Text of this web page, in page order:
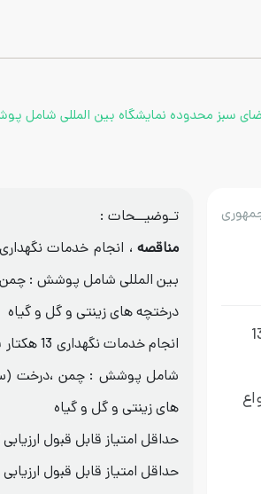
یک مرحله ای انجام خدمات نگهداری 13 هکتار فضای سبز محدوده
خدمات نگهداری 13
تـوضیــحات :
مناقصه
بین المللی شامل پوشش : چمن
درختچه های زینتی و گل و گیاه
انجام
شامل پوشش : چمن ،درخت
های زینتی و گل و گیاه
حداقل امتیاز قابل قبول
حداقل امتیاز قابل قبول ارزیابی